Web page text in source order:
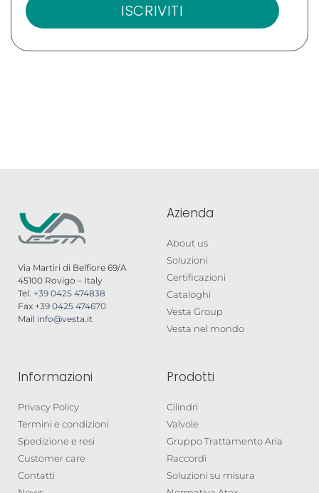
ISCRIVITI
Via Martiri di Belfiore 69/A
45100 Rovigo – Italy
Tel. +39 0425 474838
Fax +39 0425 474670
Mail info@vesta.it
Azienda
About us
Soluzioni
Certificazioni
Cataloghi
Vesta Group
Vesta nel mondo
Informazioni
Privacy Policy
Termini e condizioni
Spedizione e resi
Customer care
Contatti
Prodotti
Cilindri
Valvole
Gruppo Trattamento Aria
Raccordi
Soluzioni su misura